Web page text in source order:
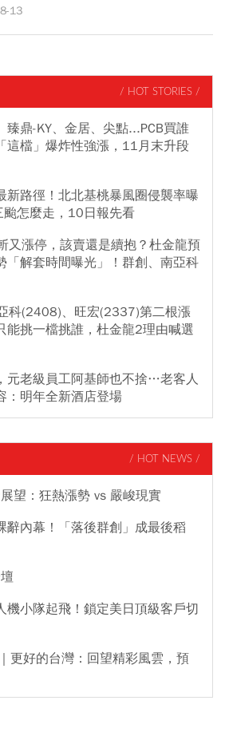
13
/ HOT STORIES /
臻鼎-KY、金居、尖點...PCB買誰
這檔」爆炸性強漲，11月末升段
新路徑！北北基桃暴風圈侵襲率曝
怎麼走，10日報先看
又漲停，該賣還是續抱？杜金龍預
「解套時間曝光」！群創、南亞科
科(2408)、旺宏(2337)第二根漲
能挑一檔挑誰，杜金龍2理由喊選
元老級員工阿基師也不捨…老客人
：明年全新酒店登場
/ HOT NEWS /
望：狂熱漲勢 vs 嚴峻現實
辭內幕！「落後群創」成最後稻
機小隊起飛！鎖定美日頂級客戶切
更好的台灣：回望精彩風雲，預